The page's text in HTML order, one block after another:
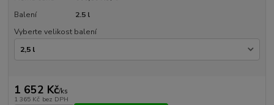
Balení
2.5 l
Vyberte velikost balení
1 652 Kč/ks
1 365 Kč bez DPH